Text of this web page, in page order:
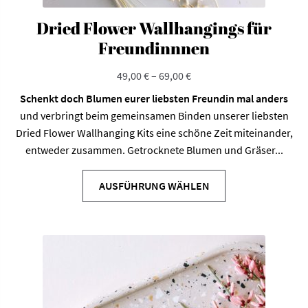
Dried Flower Wallhangings für
Freundinnnen
49,00€– 69,00€
Schenkt doch Blumen eurer liebsten Freundin mal anders
und verbringt beim gemeinsamen Binden unserer liebsten
Dried Flower Wallhanging Kits eine schöne Zeit miteinander,
entweder zusammen. Getrocknete Blumen und Gräser...
AUSFÜHRUNG WÄHLEN
Dieses
weist
Varianten
auf.
Die
Optionen
können